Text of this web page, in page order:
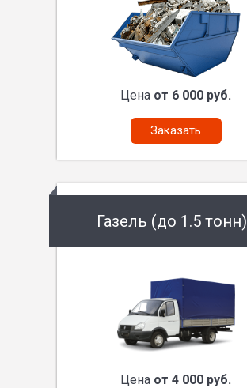
Цена от 6 000 руб.
Заказать
Газель (до 1.5 тонн)
Цена от 4 000 руб.